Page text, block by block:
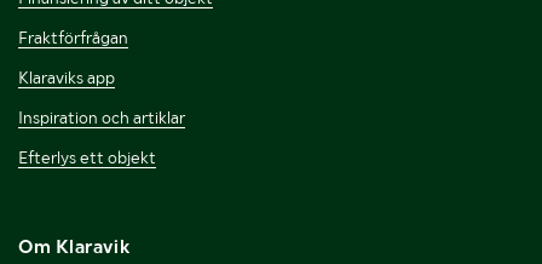
Fraktförfrågan
Klaraviks app
Inspiration och artiklar
Efterlys ett objekt
Om Klaravik